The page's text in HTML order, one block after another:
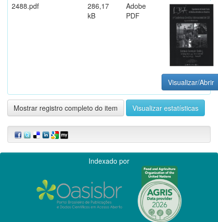
2488.pdf
286,17
kB
Adobe
PDF
Visualizar/Abrir
Mostrar registro completo do item Visualizar estatísticas
Indexado por